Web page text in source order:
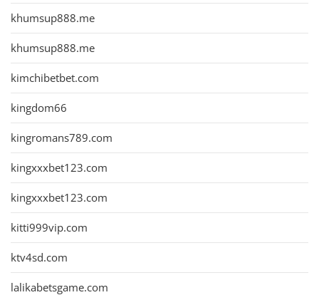
khumsup888.me
khumsup888.me
kimchibetbet.com
kingdom66
kingromans789.com
kingxxxbet123.com
kingxxxbet123.com
kitti999vip.com
ktv4sd.com
lalikabetsgame.com